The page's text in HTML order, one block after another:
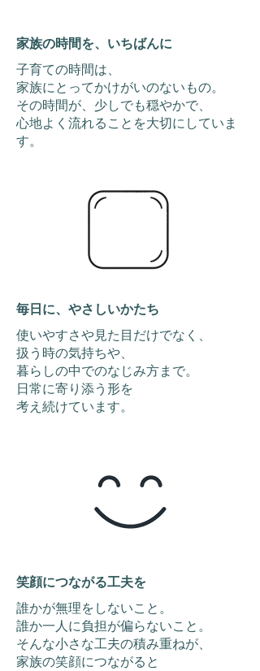
家族の時間を、いちばんに
子育ての時間は、
家族にとってかけがいのないもの。
その時間が、少しでも穏やかで、
​心地よく流れることを大切にしていま
す。
毎日に、やさしいかたち
使いやすさや見た目だけでなく、
扱う時の気持ちや、
暮らしの中でのなじみ方まで。
日常に寄り添う形を
​考え続けています。
笑顔につながる工夫を
誰かが無理をしないこと。
誰か一人に負担が偏らないこと。
そんな小さな工夫の積み重ねが、
家族の笑顔につながると